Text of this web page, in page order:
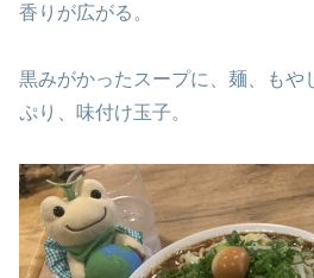
香りが広がる。
黒みがかったスープに、麺、もや
ぷり、味付け玉子。